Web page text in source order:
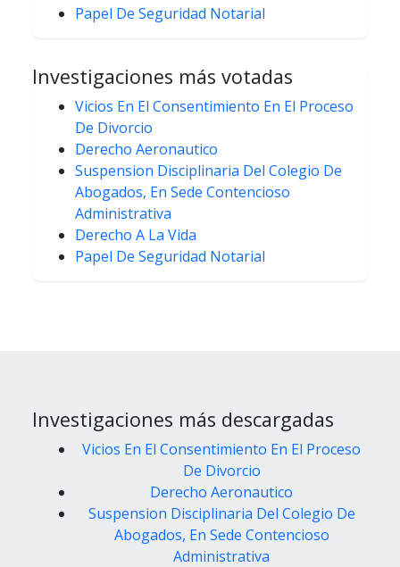
Papel De Seguridad Notarial
Investigaciones más votadas
Vicios En El Consentimiento En El Proceso
De Divorcio
Derecho Aeronautico
Suspension Disciplinaria Del Colegio De
Abogados, En Sede Contencioso
Administrativa
Derecho A La Vida
Papel De Seguridad Notarial
Investigaciones más descargadas
Vicios En El Consentimiento En El Proceso
De Divorcio
Derecho Aeronautico
Suspension Disciplinaria Del Colegio De
Abogados, En Sede Contencioso
Administrativa